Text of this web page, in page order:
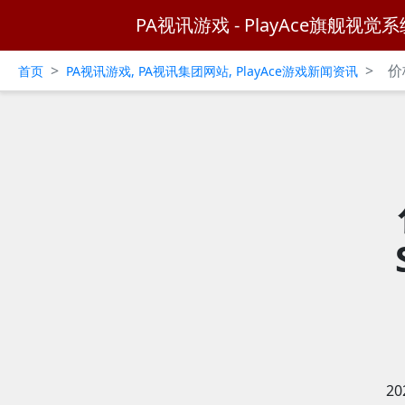
PA视讯游戏 - PlayAce旗舰视觉系
首页 > PA视讯游戏, PA视讯集团网站, PlayAce游戏新闻资讯 >